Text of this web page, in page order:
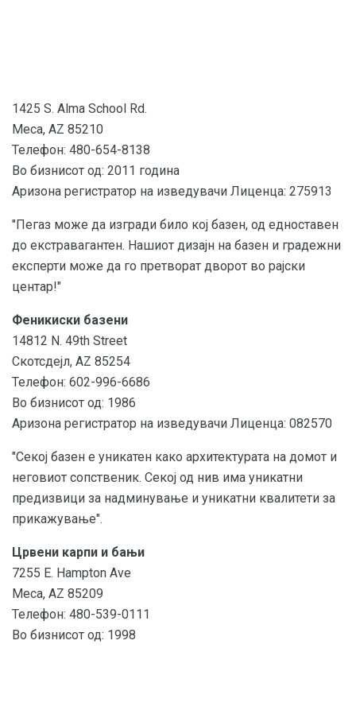
1425 S. Alma School Rd.
Меса, AZ 85210
Телефон: 480-654-8138
Во бизнисот од: 2011 година
Аризона регистратор на изведувачи Лиценца: 275913
"Пегаз може да изгради било кој базен, од едноставен
до екстравагантен. Нашиот дизајн на базен и градежни
експерти може да го претворат дворот во рајски
центар!"
Феникиски базени
14812 N. 49th Street
Скотсдејл, AZ 85254
Телефон: 602-996-6686
Во бизнисот од: 1986
Аризона регистратор на изведувачи Лиценца: 082570
"Секој базен е уникатен како архитектурата на домот и
неговиот сопственик. Секој од нив има уникатни
предизвици за надминување и уникатни квалитети за
прикажување".
Црвени карпи и бањи
7255 E. Hampton Ave
Меса, AZ 85209
Телефон: 480-539-0111
Во бизнисот од: 1998